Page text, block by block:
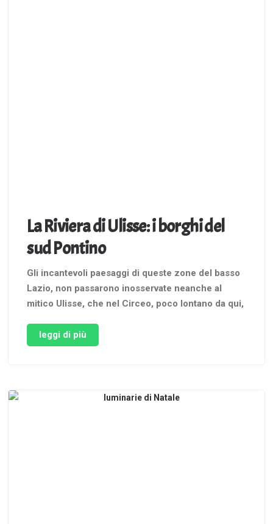
La Riviera di Ulisse: i borghi del
sud Pontino
Gli incantevoli paesaggi di queste zone del basso
Lazio, non passarono inosservate neanche al
mitico Ulisse, che nel Circeo, poco lontano da qui,
anno, di ritorno dalla guerra di Troia. Egli scoprì il
fascino di questo territorio ben prima di …
leggi di più